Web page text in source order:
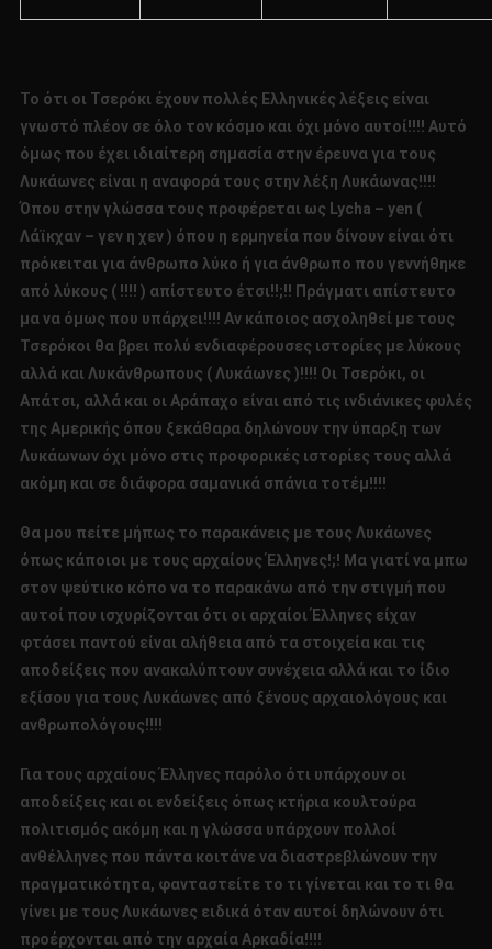
To ότι οι Τσερόκι έχουν πολλές Ελληνικές λέξεις είναι
γνωστό πλέον σε όλο τον κόσμο και όχι μόνο αυτοί!!!! Αυτό
όμως που έχει ιδιαίτερη σημασία στην έρευνα για τους
Λυκάωνες είναι η αναφορά τους στην λέξη Λυκάωνας!!!!
Όπου στην γλώσσα τους προφέρεται ως Lycha – yen (
Λάϊκχαν – γεν η χεν ) όπου η ερμηνεία που δίνουν είναι ότι
πρόκειται για άνθρωπο λύκο ή για άνθρωπο που γεννήθηκε
από λύκους ( !!!! ) απίστευτο έτσι!!;!! Πράγματι απίστευτο
μα να όμως που υπάρχει!!!! Αν κάποιος ασχοληθεί με τους
Τσερόκοι θα βρει πολύ ενδιαφέρουσες ιστορίες με λύκους
αλλά και Λυκάνθρωπους ( Λυκάωνες )!!!! Οι Τσερόκι, οι
Απάτσι, αλλά και οι Αράπαχο είναι από τις ινδιάνικες φυλές
της Αμερικής όπου ξεκάθαρα δηλώνουν την ύπαρξη των
Λυκάωνων όχι μόνο στις προφορικές ιστορίες τους αλλά
ακόμη και σε διάφορα σαμανικά σπάνια τοτέμ!!!!
Θα μου πείτε μήπως το παρακάνεις με τους Λυκάωνες
όπως κάποιοι με τους αρχαίους Έλληνες!;! Μα γιατί να μπω
στον ψεύτικο κόπο να το παρακάνω από την στιγμή που
αυτοί που ισχυρίζονται ότι οι αρχαίοι Έλληνες είχαν
φτάσει παντού είναι αλήθεια από τα στοιχεία και τις
αποδείξεις που ανακαλύπτουν συνέχεια αλλά και το ίδιο
εξίσου για τους Λυκάωνες από ξένους αρχαιολόγους και
ανθρωπολόγους!!!!
Για τους αρχαίους Έλληνες παρόλο ότι υπάρχουν οι
αποδείξεις και οι ενδείξεις όπως κτήρια κουλτούρα
πολιτισμός ακόμη και η γλώσσα υπάρχουν πολλοί
ανθέλληνες που πάντα κοιτάνε να διαστρεβλώνουν την
πραγματικότητα, φανταστείτε το τι γίνεται και το τι θα
γίνει με τους Λυκάωνες ειδικά όταν αυτοί δηλώνουν ότι
προέρχονται από την αρχαία Αρκαδία!!!!